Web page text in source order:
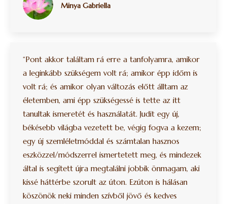
Minya Gabriella
“Pont akkor találtam rá erre a tanfolyamra, amikor
a leginkább szükségem volt rá; amikor épp időm is
volt rá; és amikor olyan változás előtt álltam az
életemben, ami épp szükségessé is tette az itt
tanultak ismeretét és használatát. Judit egy új,
békésebb világba vezetett be, végig fogva a kezem;
egy új szemléletmóddal és számtalan hasznos
eszközzel/módszerrel ismertetett meg, és mindezek
által is segített újra megtalálni jobbik önmagam, aki
kissé háttérbe szorult az úton. Ezúton is hálásan
köszönök neki minden szívből jövő és kedves